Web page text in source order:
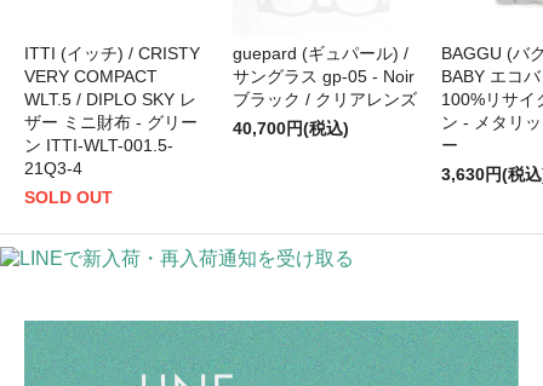
ITTI (イッチ) / CRISTY
VERY COMPACT
WLT.5 / DIPLO SKY レ
ザー ミニ財布 - グリー
ン ITTI-WLT-001.5-
21Q3-4
SOLD OUT
guepard (ギュパール) /
サングラス gp-05 - Noir
ブラック / クリアレンズ
40,700円(税込)
BAGGU (バ
BABY エコ
100%リサイ
ン - メタリ
ー
3,630円(税